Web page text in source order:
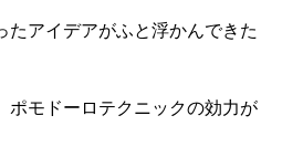
たアイデアがふと浮かんできた
ポモドーロテクニックの効力が